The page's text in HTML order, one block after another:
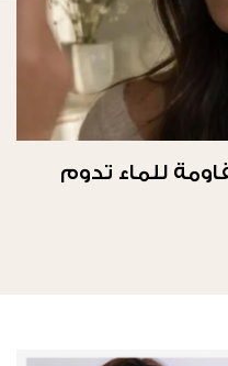
مقاومة للماء تدوم